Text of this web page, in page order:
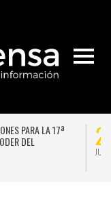
PARA LA 17ª
DEL
JUL